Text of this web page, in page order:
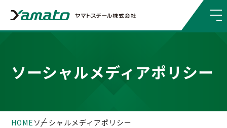
ソーシャルメディアポリシー
HOME ソーシャルメディアポリシー